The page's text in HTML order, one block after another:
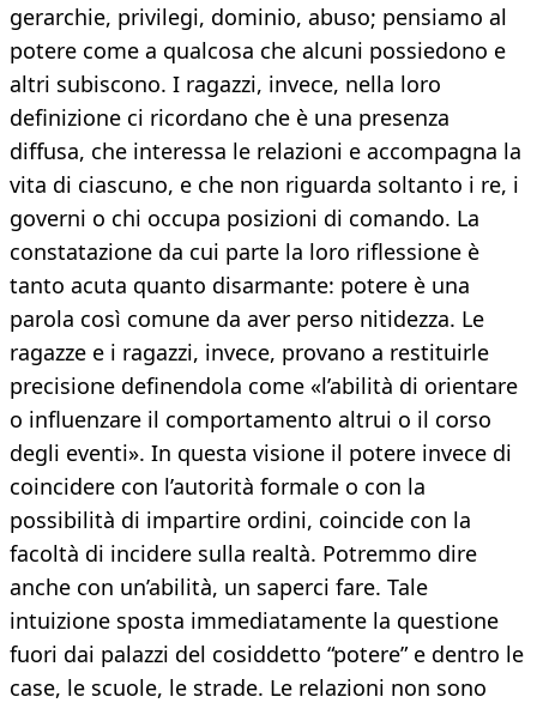
gerarchie, privilegi, dominio, abuso; pensiamo al
potere come a qualcosa che alcuni possiedono e
altri subiscono. I ragazzi, invece, nella loro
definizione ci ricordano che è una presenza
diffusa, che interessa le relazioni e accompagna la
vita di ciascuno, e che non riguarda soltanto i re, i
governi o chi occupa posizioni di comando. La
constatazione da cui parte la loro riflessione è
tanto acuta quanto disarmante: potere è una
parola così comune da aver perso nitidezza. Le
ragazze e i ragazzi, invece, provano a restituirle
precisione definendola come «l’abilità di orientare
o influenzare il comportamento altrui o il corso
degli eventi». In questa visione il potere invece di
coincidere con l’autorità formale o con la
possibilità di impartire ordini, coincide con la
facoltà di incidere sulla realtà. Potremmo dire
anche con un’abilità, un saperci fare. Tale
intuizione sposta immediatamente la questione
fuori dai palazzi del cosiddetto “potere” e dentro le
case, le scuole, le strade. Le relazioni non sono